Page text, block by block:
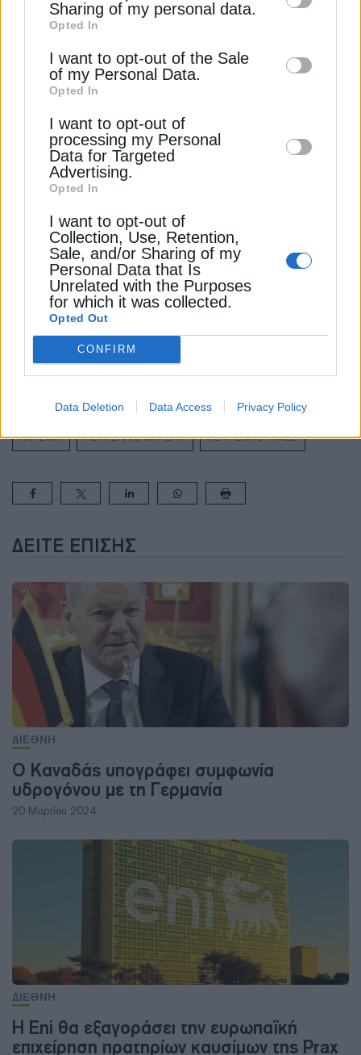
information by third parties on the IAB’s list
of downstream participants. This
information may also be disclosed by us to
third parties on theIAB’s List of
Downstream Participants
disclose it to other third parties.
Sharing of my personal data.
Opted In
I want to opt-out of the Sale
of my Personal Data.
Opted In
I want to opt-out of
processing my Personal
Data for Targeted
Advertising.
Opted In
I want to opt-out of
Collection, Use, Retention,
Sale, and/or Sharing of my
Personal Data that Is
Unrelated with the Purposes
for which it was collected.
Opted Out
CONFIRM
Data Deletion Data Access Privacy Policy
Τα στοιχεία της αμερικανικής κυβέρνησης για τα
αποθέματα αναμένεται να ανακοινωθούν στις
10:30 π.μ. ώρα Ελλάδας (1430 GMT) την
Τετάρτη. Οι αναλυτές που συμμετείχαν σε
δημοσκόπηση του Reuters αναμένουν, κατά μέσο
όρο, αύξηση κατά 400.000 βαρέλια στα
αμερικανικά αποθέματα αργού πετρελαίου για την
περασμένη εβδομάδα.
ΑΒΑΞ: Πενταετές πλάνο με το βλέμμα σε
παραχωρήσεις, ακίνητα & ενεργειακά έργα
Green Tank: Έγινε επίτιμο μέλος της Δέσμης
Ενεργειακών Κοινοτήτων
Πώς η πετρελαϊκή βιομηχανία θα λύσει το
ΚΑΥΣΙΜΑ ΠΕΤΡΕΛΑΙΟ ΜΠΡΕΝΤ ΠΕΤΡΕΛΑΙΟ ΤΙΜΕΣ
ΔΕΊΤΕ ΕΠΊΣΗΣ
ΔΙΕΘΝΗ
Ο Καναδάς υπογράφει συμφωνία
υδρογόνου με τη Γερμανία
20 Μαρτίου 2024
ΔΙΕΘΝΗ
Η Eni θα εξαγοράσει την ευρωπαϊκή
επιχείρηση πρατηρίων καυσίμων της Prax